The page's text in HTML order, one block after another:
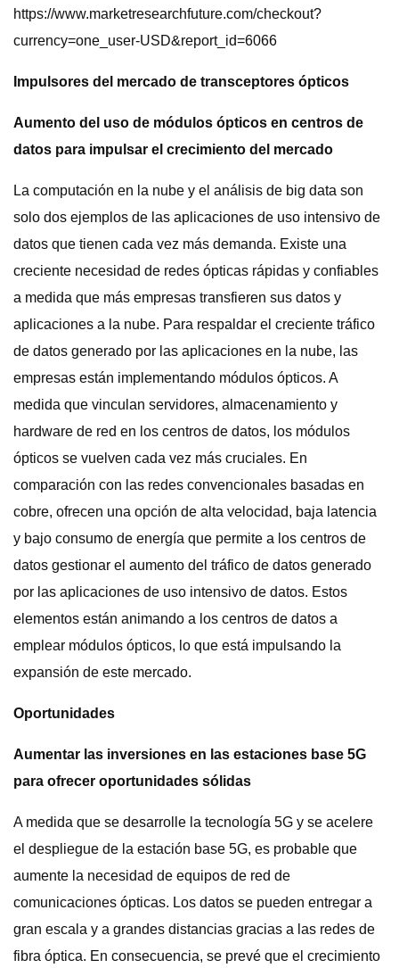
https://www.marketresearchfuture.com/checkout?
currency=one_user-USD&report_id=6066
Impulsores del mercado de transceptores ópticos
Aumento del uso de módulos ópticos en centros de
datos para impulsar el crecimiento del mercado
La computación en la nube y el análisis de big data son
solo dos ejemplos de las aplicaciones de uso intensivo de
datos que tienen cada vez más demanda. Existe una
creciente necesidad de redes ópticas rápidas y confiables
a medida que más empresas transfieren sus datos y
aplicaciones a la nube. Para respaldar el creciente tráfico
de datos generado por las aplicaciones en la nube, las
empresas están implementando módulos ópticos. A
medida que vinculan servidores, almacenamiento y
hardware de red en los centros de datos, los módulos
ópticos se vuelven cada vez más cruciales. En
comparación con las redes convencionales basadas en
cobre, ofrecen una opción de alta velocidad, baja latencia
y bajo consumo de energía que permite a los centros de
datos gestionar el aumento del tráfico de datos generado
por las aplicaciones de uso intensivo de datos. Estos
elementos están animando a los centros de datos a
emplear módulos ópticos, lo que está impulsando la
expansión de este mercado.
Oportunidades
Aumentar las inversiones en las estaciones base 5G
para ofrecer oportunidades sólidas
A medida que se desarrolle la tecnología 5G y se acelere
el despliegue de la estación base 5G, es probable que
aumente la necesidad de equipos de red de
comunicaciones ópticas. Los datos se pueden entregar a
gran escala y a grandes distancias gracias a las redes de
fibra óptica. En consecuencia, se prevé que el crecimiento